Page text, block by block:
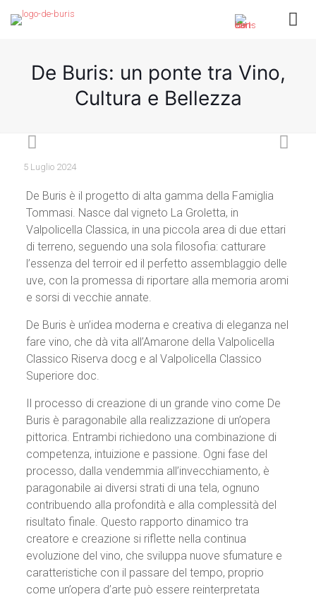
De Buris: un ponte tra Vino,
Cultura e Bellezza
5 Luglio 2024
De Buris è il progetto di alta gamma della Famiglia
Tommasi. Nasce dal vigneto La Groletta, in
Valpolicella Classica, in una piccola area di due ettari
di terreno, seguendo una sola filosofia: catturare
l’essenza del terroir ed il perfetto assemblaggio delle
uve, con la promessa di riportare alla memoria aromi
e sorsi di vecchie annate.
De Buris è un’idea moderna e creativa di eleganza nel
fare vino, che dà vita all’Amarone della Valpolicella
Classico Riserva docg e al Valpolicella Classico
Superiore doc.
Il processo di creazione di un grande vino come De
Buris è paragonabile alla realizzazione di un’opera
pittorica. Entrambi richiedono una combinazione di
competenza, intuizione e passione. Ogni fase del
processo, dalla vendemmia all’invecchiamento, è
paragonabile ai diversi strati di una tela, ognuno
contribuendo alla profondità e alla complessità del
risultato finale. Questo rapporto dinamico tra
creatore e creazione si riflette nella continua
evoluzione del vino, che sviluppa nuove sfumature e
caratteristiche con il passare del tempo, proprio
come un’opera d’arte può essere reinterpretata